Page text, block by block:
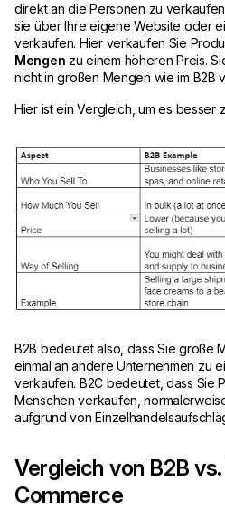
direkt an die Personen zu
sie über Ihre eigene Website oder
verkaufen. Hier verkaufen Sie
Mengen zu einem höheren Preis.
nicht in großen Mengen wie im B2B
Hier ist ein Vergleich, um es besser
B2B bedeutet also, dass Sie große
einmal an andere Unternehmen zu
verkaufen. B2C bedeutet, dass Sie
Menschen verkaufen,
aufgrund von
Vergleich von B2B
Commerce